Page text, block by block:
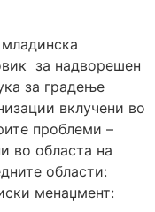
за надворешен
за градење
вклучени во
проблеми –
во областа на
области:
менаџмент: